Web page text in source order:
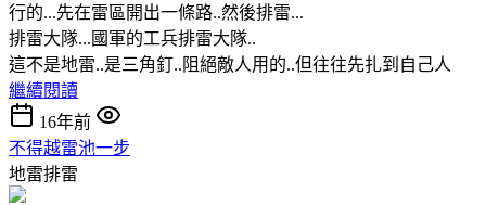
行的...先在雷區開出一條路..然後排雷...
排雷大隊...國軍的工兵排雷大隊..
這不是地雷..是三角釘..阻絕敵人用的..但往往先扎到自己人
繼續閱讀
16年前
不得越雷池一步
地雷排雷